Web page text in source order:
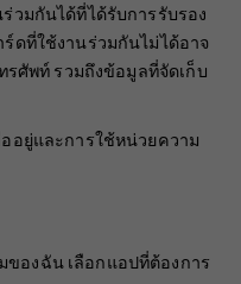
วมกันได้ที่ได้รับการรับรอง
ดที่ใช้งานร่วมกันไม่ได้อาจ
รศัพท์ รวมถึงข้อมูลที่จัดเก็บ
อยู่และการใช้หน่วยความ
ของฉันเลือกแอปที่ต้องการ